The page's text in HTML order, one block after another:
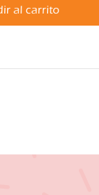
al carrito